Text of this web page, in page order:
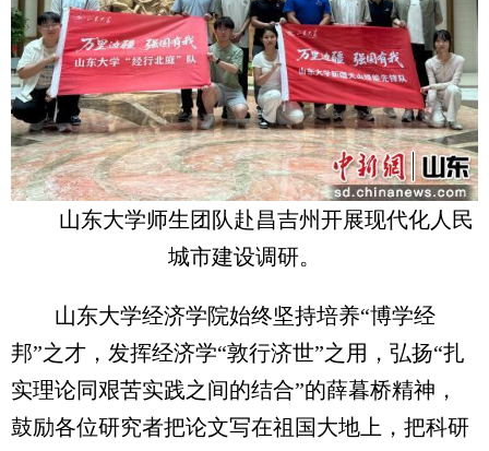
山东大学师生团队赴昌吉州开展现代化人民
城市建设调研。
山东大学经济学院始终坚持培养“博学经
邦”之才，发挥经济学“敦行济世”之用，弘扬“扎
实理论同艰苦实践之间的结合”的薛暮桥精神，
鼓励各位研究者把论文写在祖国大地上，把科研